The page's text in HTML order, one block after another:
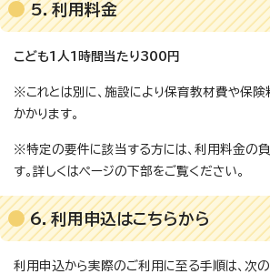
5．利用料金
こども1人1時間当たり300円
※これとは別に、施設により保育教材費や保険
かかります。
※特定の要件に該当する方には、利用料金の
す。詳しくはページの下部をご覧ください。
6．利用申込はこちらから
利用申込から実際のご利用に至る手順は、次の